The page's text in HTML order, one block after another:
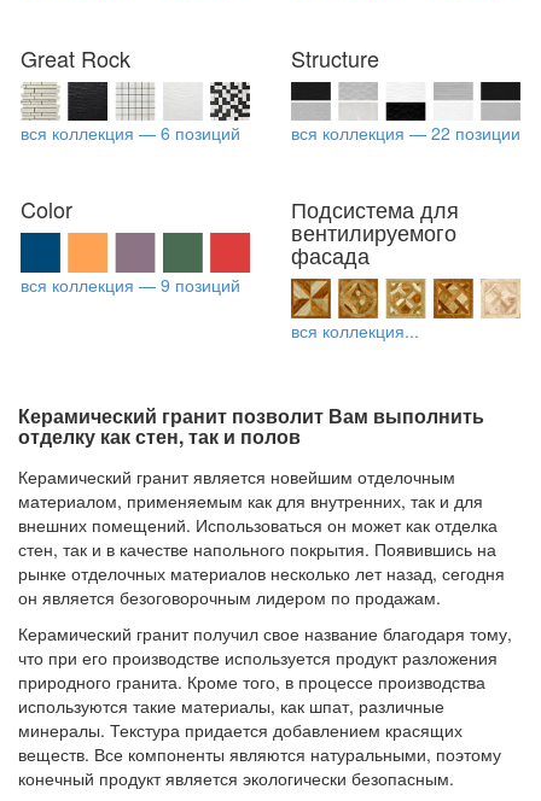
Great Rock
вся коллекция — 6 позиций
Structure
вся коллекция — 22 позиции
Color
вся коллекция — 9 позиций
Подсистема для
вентилируемого
фасада
вся коллекция...
Керамический гранит позволит Вам выполнить
отделку как стен, так и полов
Керамический гранит является новейшим отделочным
материалом, применяемым как для внутренних, так и для
внешних помещений. Использоваться он может как отделка
стен, так и в качестве напольного покрытия. Появившись на
рынке отделочных материалов несколько лет назад, сегодня
он является безоговорочным лидером по продажам.
Керамический гранит получил свое название благодаря тому,
что при его производстве используется продукт разложения
природного гранита. Кроме того, в процессе производства
используются такие материалы, как шпат, различные
минералы. Текстура придается добавлением красящих
веществ. Все компоненты являются натуральными, поэтому
конечный продукт является экологически безопасным.